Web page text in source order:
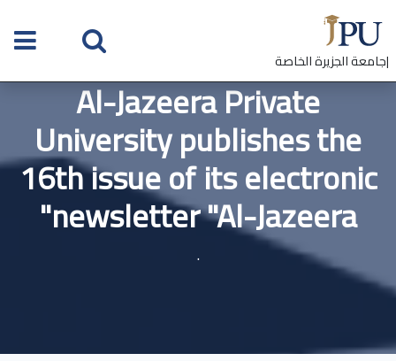
|جامعة الجزيرة الخاصة
Al-Jazeera Private
University publishes the
16th issue of its electronic
newsletter "Al-Jazeera"
.